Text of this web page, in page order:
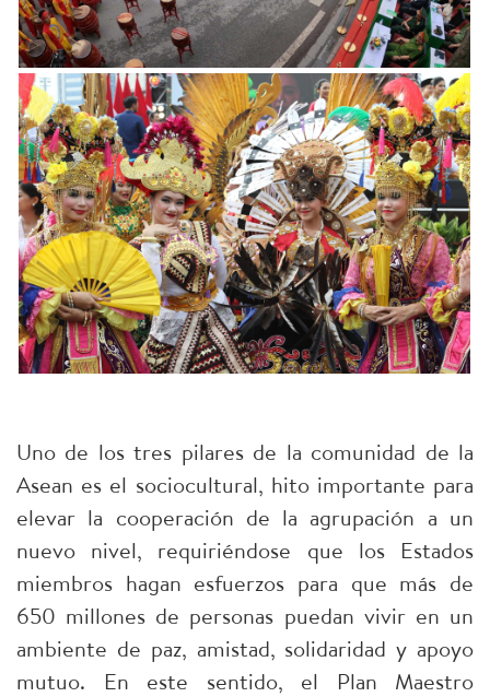
Uno de los tres pilares de la comunidad de la
Asean es el sociocultural, hito importante para
elevar la cooperación de la agrupación a un
nuevo nivel, requiriéndose que los Estados
miembros hagan esfuerzos para que más de
650 millones de personas puedan vivir en un
ambiente de paz, amistad, solidaridad y apoyo
mutuo. En este sentido, el Plan Maestro